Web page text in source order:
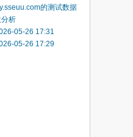
的测试数据
析
05-26 17:31
05-26 17:29